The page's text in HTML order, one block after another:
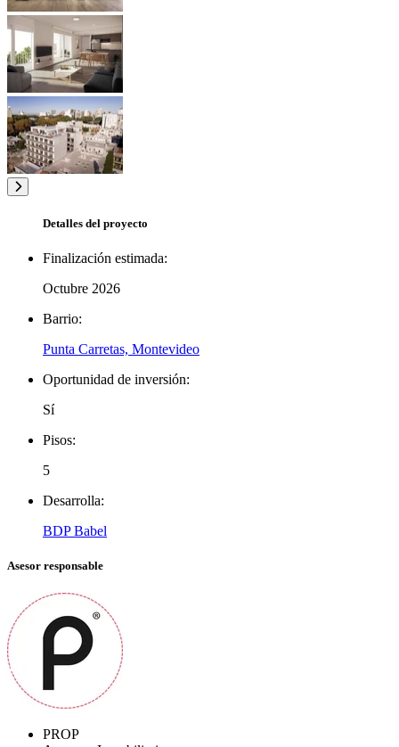
Detalles del proyecto
Finalización estimada:
Octubre 2026
Barrio:
Punta Carretas, Montevideo
Oportunidad de inversión:
Sí
Pisos:
5
Desarrolla:
BDP Babel
Asesor responsable
PROP